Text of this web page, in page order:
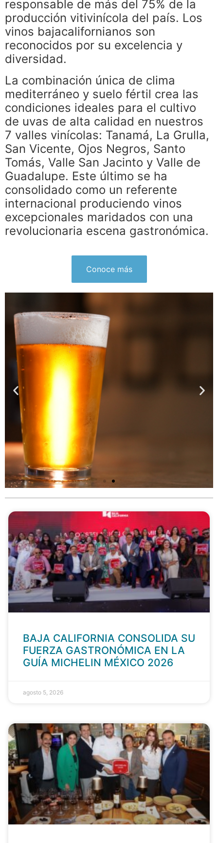
responsable de más del 75% de la
producción vitivinícola del país. Los
vinos bajacalifornianos son
reconocidos por su excelencia y
diversidad.
La combinación única de clima
mediterráneo y suelo fértil crea las
condiciones ideales para el cultivo
de uvas de alta calidad en nuestros
7 valles vinícolas: Tanamá, La Grulla,
San Vicente, Ojos Negros, Santo
Tomás, Valle San Jacinto y Valle de
Guadalupe. Este último se ha
consolidado como un referente
internacional produciendo vinos
excepcionales maridados con una
revolucionaria escena gastronómica.
Conoce más
BAJA CALIFORNIA CONSOLIDA SU
FUERZA GASTRONÓMICA EN LA
GUÍA MICHELIN MÉXICO 2026
agosto 5, 2026